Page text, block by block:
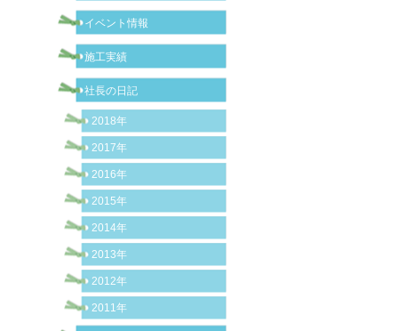
イベント情報
施工実績
社長の日記
2018年
2017年
2016年
2015年
2014年
2013年
2012年
2011年